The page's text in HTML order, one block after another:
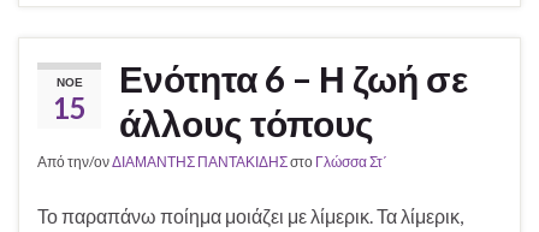
ΝΟΈ
15
Ενότητα 6 – Η ζωή σε
άλλους τόπους
Από την/ονΔΙΑΜΑΝΤΗΣ ΠΑΝΤΑΚΙΔΗΣστο Γλώσσα Στ΄
Το παραπάνω ποίημα μοιάζει με λίμερικ. Τα λίμερικ,